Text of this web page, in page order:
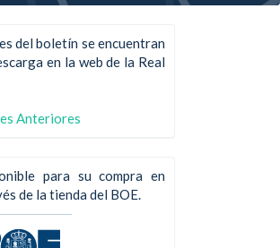
del boletín se encuentran
en la web de la Real
Anteriores
para su compra en
de la tienda del BOE.